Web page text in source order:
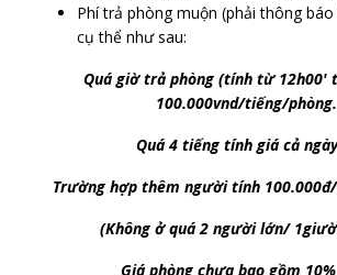
Phí trả phòng muộn (phải thông
cụ thể như sau:
Quá giờ trả phòng (tính từ 12h00'
100.000vnd/tiếng/phòng.
Quá 4 tiếng tính giá cả
Trường hợp thêm người tính
(Không ở quá 2 người lớn/
Giá phòng chưa bao gồm 10%